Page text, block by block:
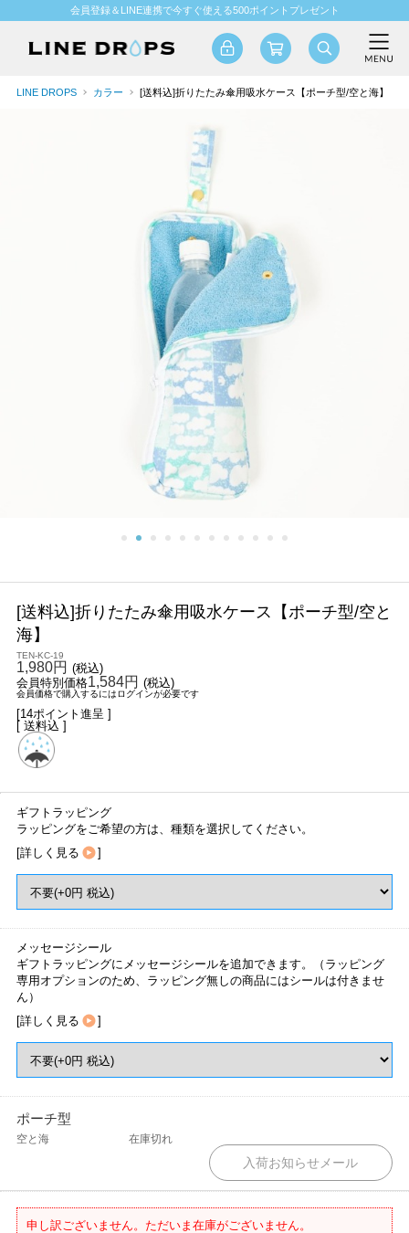
会員登録＆LINE連携で今すぐ使える500ポイントプレゼント
LINE DROPS カラー [送料込]折りたたみ傘用吸水ケース【ポーチ型/空と海】
[送料込]折りたたみ傘用吸水ケース【ポーチ型/空と
海】
TEN-KC-19
1,980円 (税込)
会員特別価格1,584円 (税込)
会員価格で購入するにはログインが必要です
[14ポイント進呈 ]
[ 送料込 ]
ギフトラッピング
ラッピングをご希望の方は、種類を選択してください。
[詳しく見る ]
メッセージシール
ギフトラッピングにメッセージシールを追加できます。（ラッピング
専用オプションのため、ラッピング無しの商品にはシールは付きませ
ん）
[詳しく見る ]
ポーチ型
空と海 在庫切れ
申し訳ございません。ただいま在庫がございません。